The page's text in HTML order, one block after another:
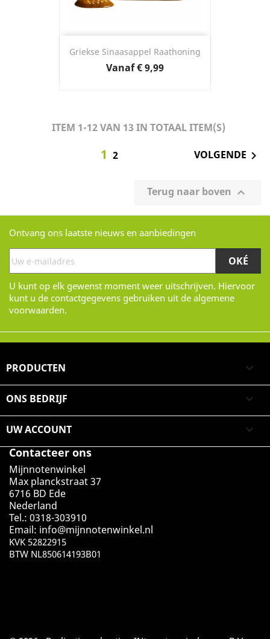
Griekse Sinaasappel Raathoning
VanafPrijs
€ 9,99
ITEM 1-12 VAN 13 IN TOTAAL ITEM(S)
1 2 VOLGENDE 
Terug naar boven 
Ontvang ons laatste nieuws en aanbiedingen
U kunt op elk gewenst moment weer uitschrijven. Hiervoor
kunt u de contactgegevens gebruiken uit de algemene
voorwaarden.
PRODUCTEN 
ONS BEDRIJF 
UW ACCOUNT

Contacteer ons
Mijnnotenwinkel
Max planckstraat 37
6716 BD Ede
Nederland
Tel.: 0318-303910
Email: info@mijnnotenwinkel.nl
KVK 52822915
BTW NL850614193B01